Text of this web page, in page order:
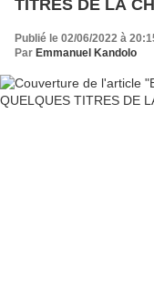
TITRES DE LA
Publié le 02/06/2022 à
Par Emmanuel Kandolo